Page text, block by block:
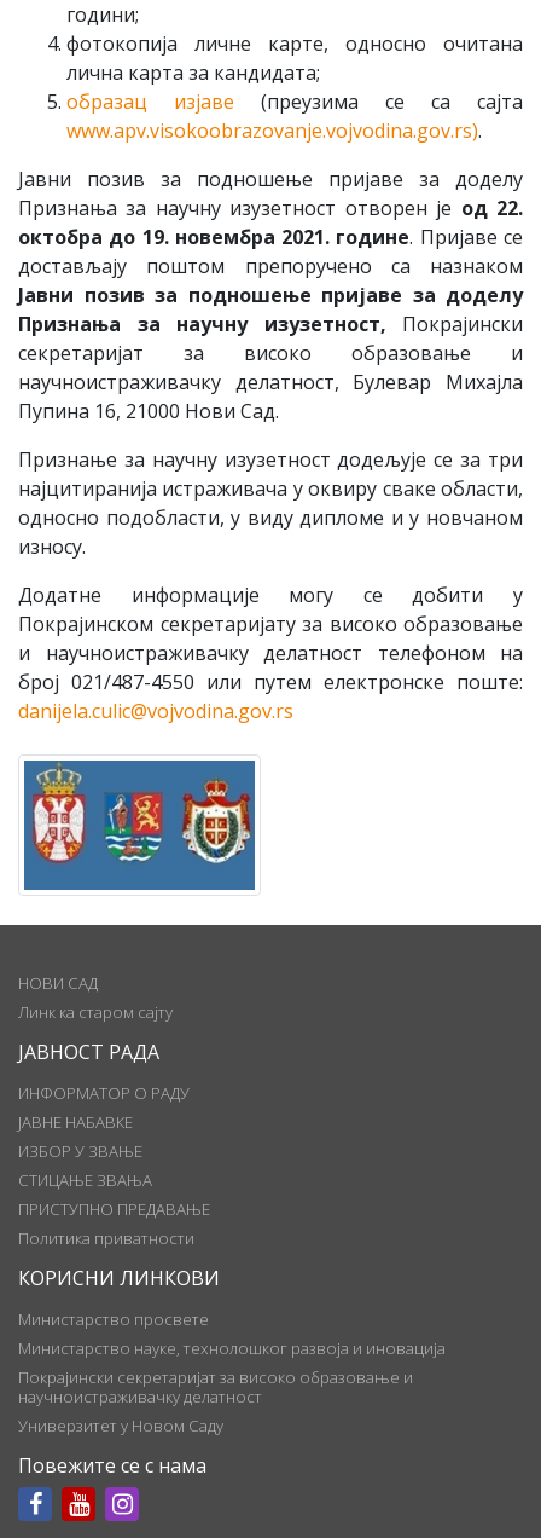
години;
фотокопија личне карте, односно очитана
лична карта за кандидата;
образац изјаве (преузима се са сајта
www.apv.visokoobrazovanje.vojvodina.gov.rs)
Јавни позив за подношење пријаве за доделу
Признања за научну изузетност отворен је од 22.
октобра до 19. новембра 2021. године. Пријаве се
достављају поштом препоручено са назнаком
Јавни позив за подношење пријаве за доделу
Признања за научну изузетност, Покрајински
секретаријат за високо образовање и
научноистраживачку делатност, Булевар Михајла
Пупина 16, 21000 Нови Сад.
Признање за научну изузетност додељује се за три
најцитиранија истраживача у оквиру сваке области,
односно подобласти, у виду дипломе и у новчаном
износу.
Додатне информације могу се добити у
Покрајинском секретаријату за високо образовање
и научноистраживачку делатност телефоном на
број 021/487-4550 или путем електронске поште:
danijela.culic@vojvodina.gov.rs
НОВИ САД
Линк ка старом сајту
ЈАВНОСТ РАДА
ИНФОРМАТОР О РАДУ
ЈАВНЕ НАБАВКЕ
ИЗБОР У ЗВАЊЕ
СТИЦАЊЕ ЗВАЊА
ПРИСТУПНО ПРЕДАВАЊЕ
Политика приватности
КОРИСНИ ЛИНКОВИ
Министарство просвете
Министарство науке, технолошког развоја и иновација
Покрајински секретаријат за високо образовање и
научноистраживачку делатност
Универзитет у Новом Саду
Повежите се с нама